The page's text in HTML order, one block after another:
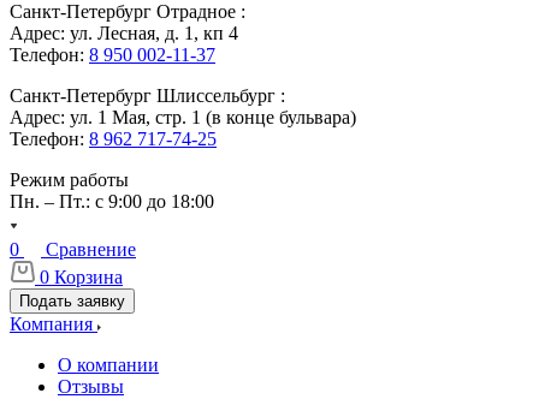
Санкт-Петербург Отрадное :
Адрес: ул. Лесная, д. 1, кп 4
Телефон: 8 950 002-11-37
Санкт-Петербург Шлиссельбург :
Адрес: ул. 1 Мая, стр. 1 (в конце бульвара)
Телефон: 8 962 717-74-25
Режим работы
Пн. – Пт.: с 9:00 до 18:00
0
Сравнение
0 Корзина
Подать заявку
Компания
О компании
Отзывы